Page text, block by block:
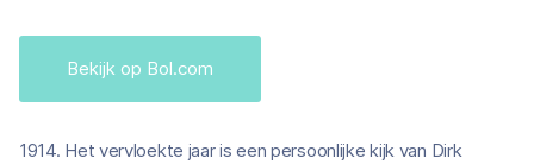
Bekijk op Bol.com
1914. Het vervloekte jaar is een persoonlijke kijk van Dirk